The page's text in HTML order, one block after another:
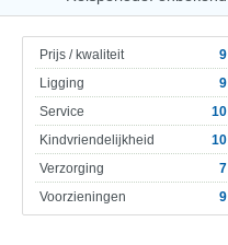
Prijs / kwaliteit
9
Ligging
9
Service
10
Kindvriendelijkheid
10
Verzorging
7
Voorzieningen
9